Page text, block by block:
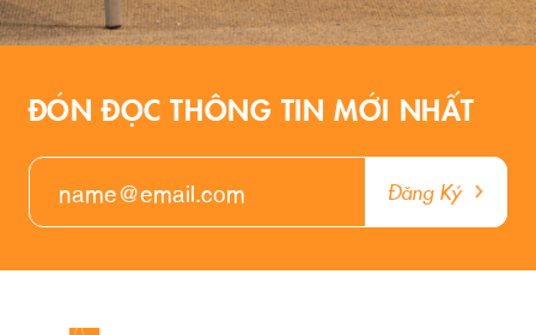
ĐÓN ĐỌC THÔNG TIN MỚI NHẤT
Đăng Ký